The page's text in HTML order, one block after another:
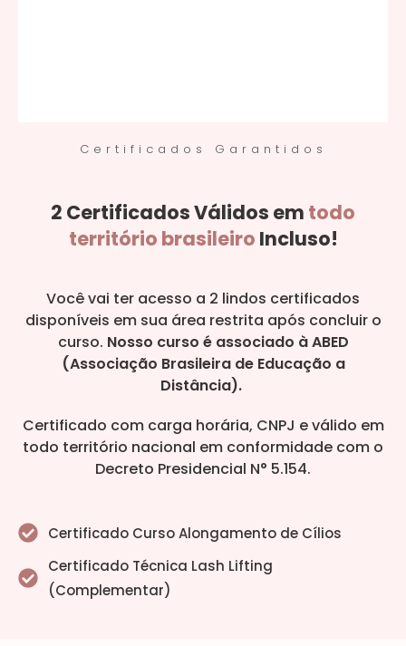
Certificados Garantidos
2 Certificados Válidos em todo
território brasileiro Incluso!
Você vai ter acesso a 2 lindos certificados
disponíveis em sua área restrita após concluir o
curso. Nosso curso é associado à ABED
(Associação Brasileira de Educação a
Distância).
Certificado com carga horária, CNPJ e válido em
todo território nacional em conformidade com o
Decreto Presidencial N° 5.154.
Certificado Curso Alongamento de Cílios
Certificado Técnica Lash Lifting
(Complementar)